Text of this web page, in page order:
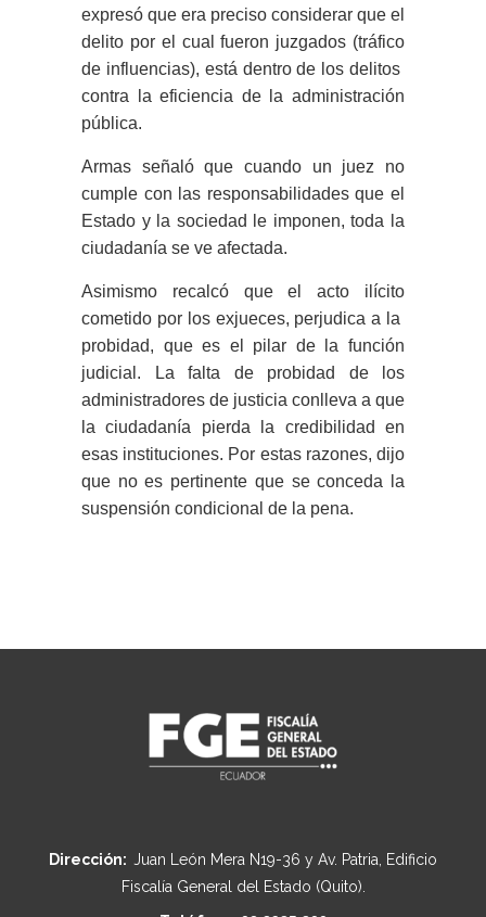
expresó que era preciso considerar que el
delito por el cual fueron juzgados (tráfico
de influencias), está dentro de los delitos
contra la eficiencia de la administración
pública.
Armas señaló que cuando un juez no
cumple con las responsabilidades que el
Estado y la sociedad le imponen, toda la
ciudadanía se ve afectada.
Asimismo recalcó que el acto ilícito
cometido por los exjueces, perjudica a la
probidad, que es el pilar de la función
judicial. La falta de probidad de los
administradores de justicia conlleva a que
la ciudadanía pierda la credibilidad en
esas instituciones. Por estas razones, dijo
que no es pertinente que se conceda la
suspensión condicional de la pena.
Dirección: Juan León Mera N19-36 y Av. Patria, Edificio
Fiscalía General del Estado (Quito).